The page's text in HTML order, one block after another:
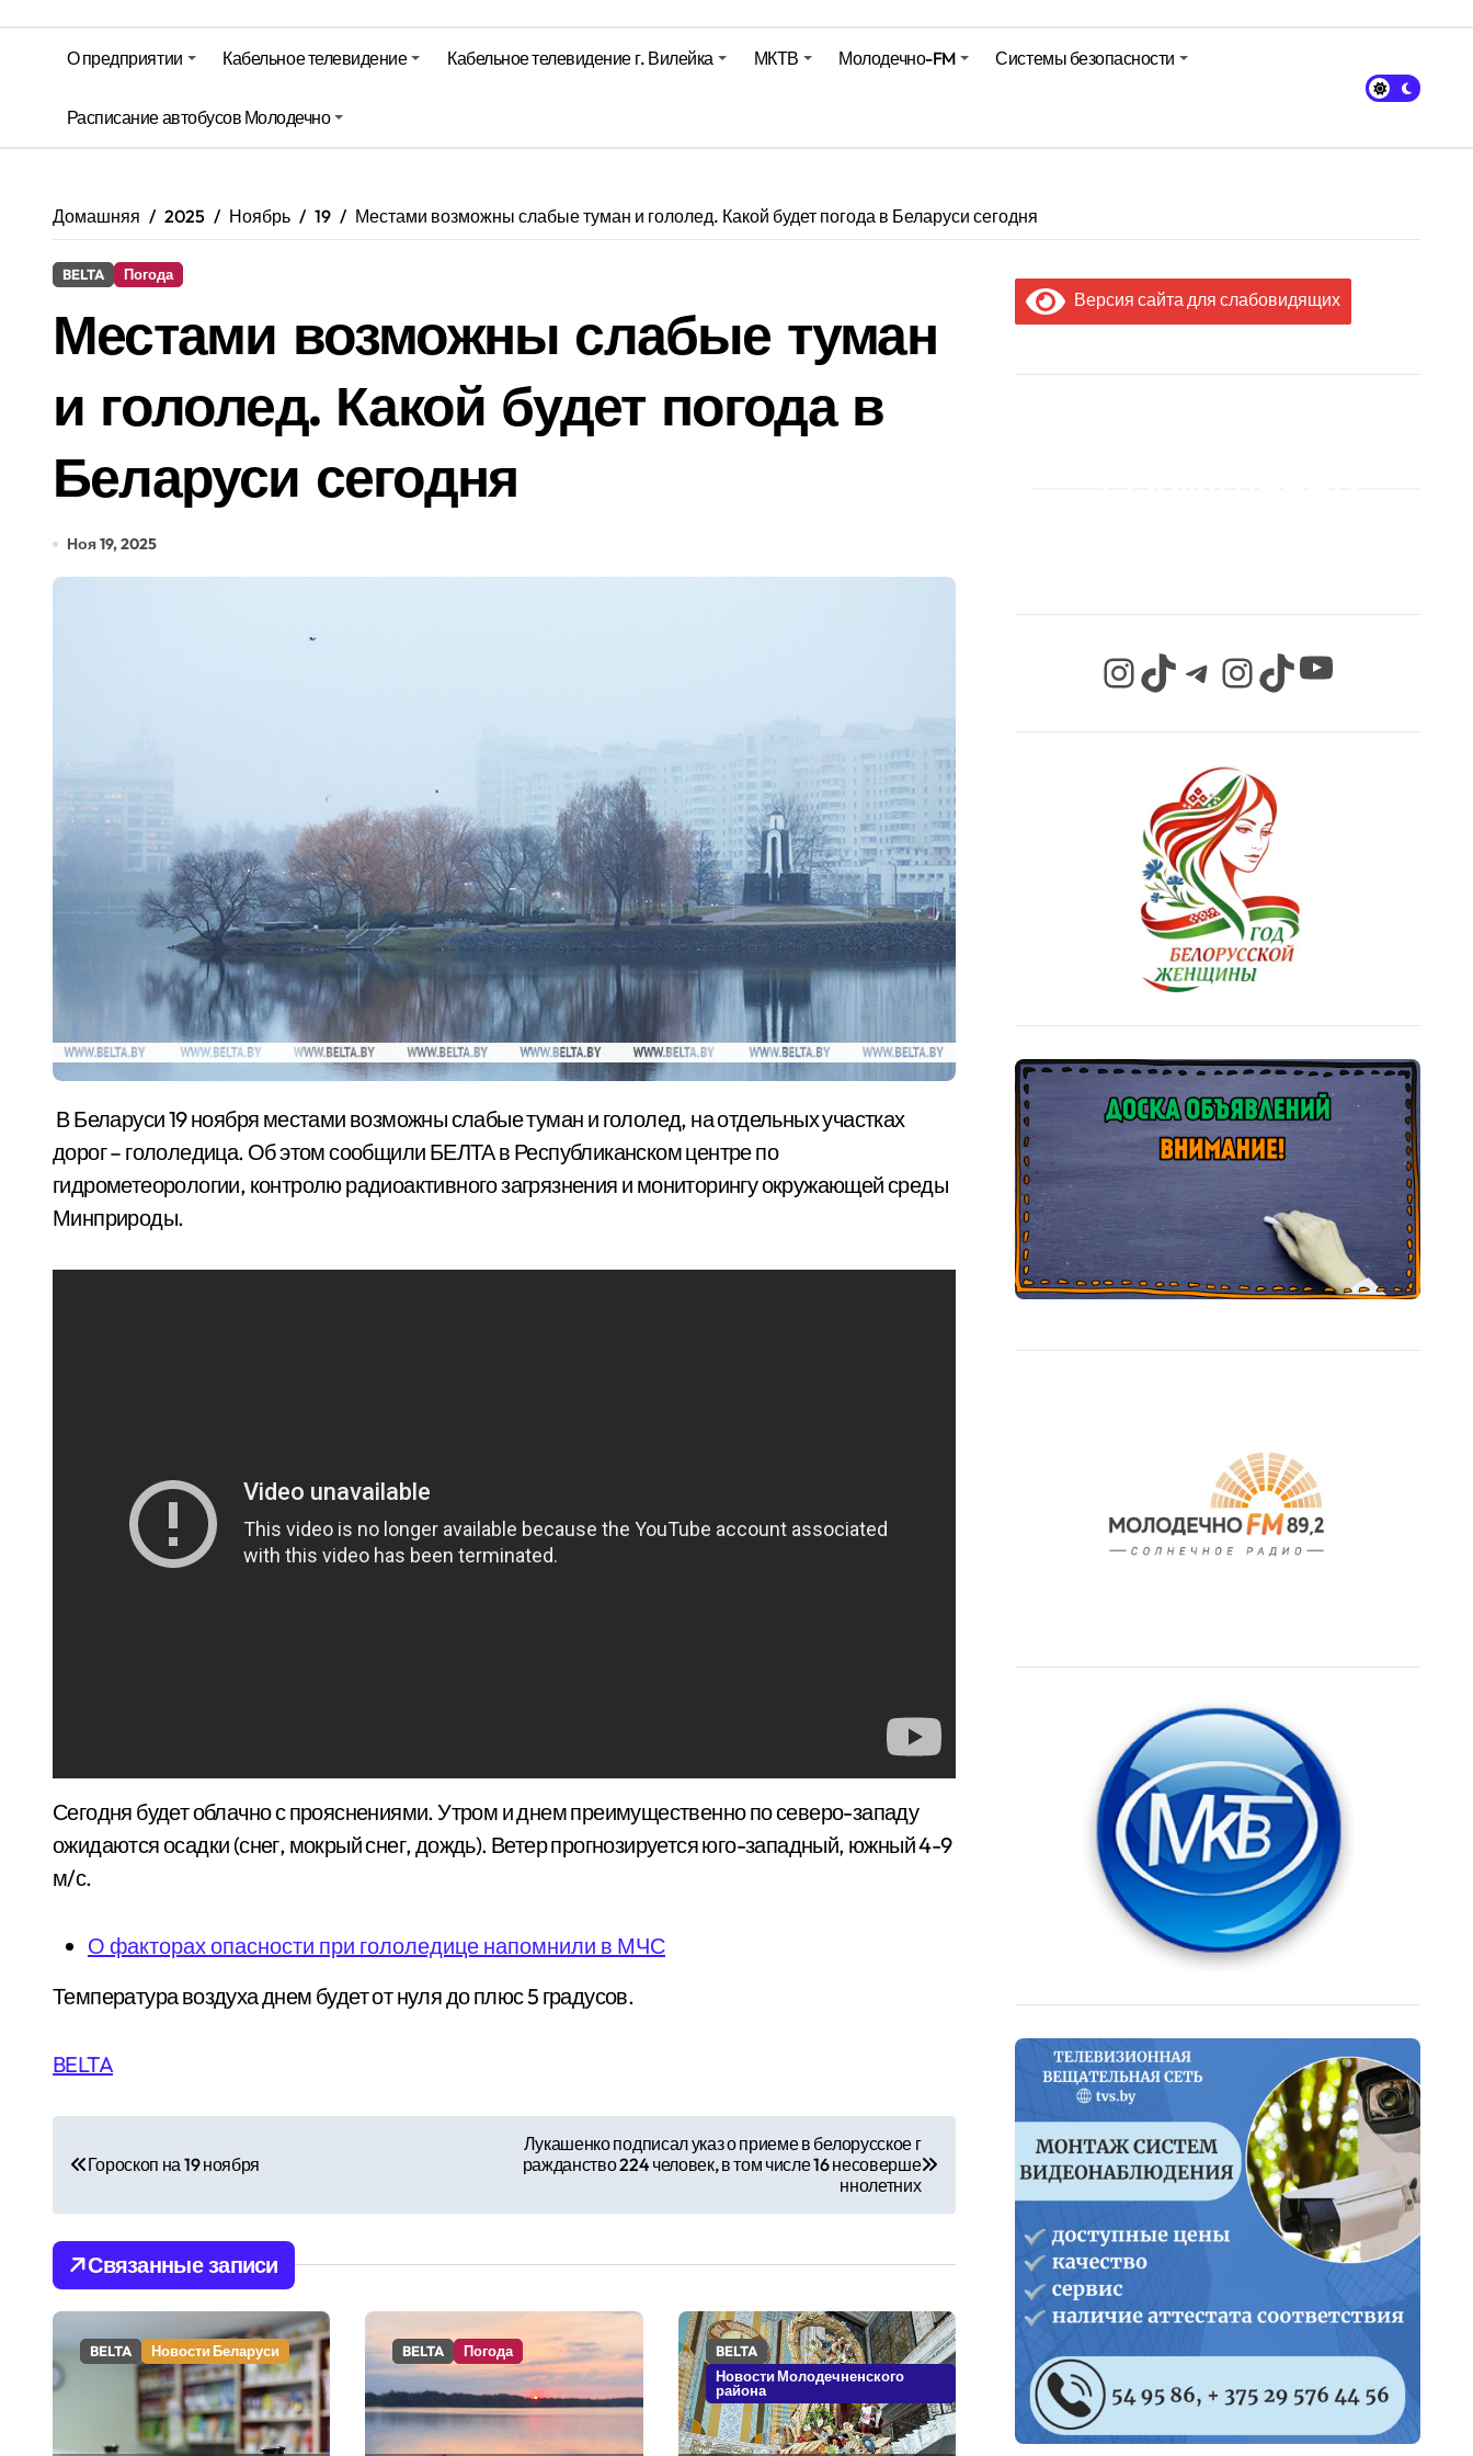
Гороскоп на 6 августа
О предприятии Кабельное телевидение Кабельное телевидение г. Вилейка МКТВ Молодечно-FM Системы безопасности
Расписание автобусов Молодечно
Домашняя 2025 Ноябрь 19 Местами возможны слабые туман и гололед. Какой будет погода в Беларуси сегодня
BELTA Погода
Местами возможны слабые туман
и гололед. Какой будет погода в
Беларуси сегодня
Ноя 19, 2025
В Беларуси 19 ноября местами возможны слабые туман и гололед, на отдельных участках
дорог – гололедица. Об этом сообщили БЕЛТА в Республиканском центре по
гидрометеорологии, контролю радиоактивного загрязнения и мониторингу окружающей среды
Минприроды.
Сегодня будет облачно с прояснениями. Утром и днем преимущественно по северо-западу
ожидаются осадки (снег, мокрый снег, дождь). Ветер прогнозируется юго-западный, южный 4-9
м/с.
О факторах опасности при гололедице напомнили в МЧС
Температура воздуха днем будет от нуля до плюс 5 градусов.
BELTA
в
и
г
а
ц
Гороскоп на 19 ноября
Лукашенко подписал указ о приеме в белорусское г
ражданство 224 человек, в том числе 16 несоверше
ннолетних
Связанные записи
BELTA Новости Беларуси BELTA Погода
BELTA
Новости Молодечненского
района
Версия сайта для слабовидящих
InstagramTikTok Telegram InstagramTikTok YouTube